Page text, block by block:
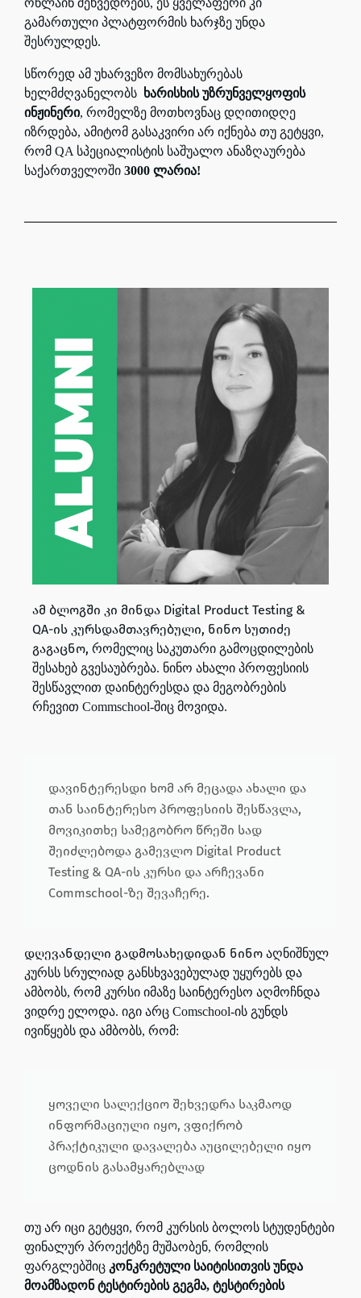
ონლაინ შეხვედრებს, ეს ყველაფერი კი
გამართული პლატფორმის ხარჯზე უნდა
შესრულდეს.
სწორედ ამ უხარვეზო მომსახურებას
ხელმძღვანელობს ხარისხის უზრუნველყოფის
ინჟინერი, რომელზე მოთხოვნაც დღითიდღე
იზრდება, ამიტომ გასაკვირი არ იქნება თუ გეტყვი,
რომ QA სპეციალისტის საშუალო ანაზღაურება
საქართველოში 3000 ლარია!
ამ ბლოგში კი მინდა Digital Product Testing &
QA-ის კურსდამთავრებული, ნინო სუთიძე
გაგაცნო, რომელიც საკუთარი გამოცდილების
შესახებ გვესაუბრება. ნინო ახალი პროფესიის
შესწავლით დაინტერესდა და მეგობრების
რჩევით Commschool-შიც მოვიდა.
დავინტერესდი ხომ არ მეცადა ახალი და
თან საინტერესო პროფესიის შესწავლა,
მოვიკითხე სამეგობრო წრეში სად
შეიძლებოდა გამევლო Digital Product
Testing & QA-ის კურსი და არჩევანი
Commschool-ზე შევაჩერე.
დღევანდელი გადმოსახედიდან ნინო აღნიშნულ
კურსს სრულიად განსხვავებულად უყურებს და
ამბობს, რომ კურსი იმაზე საინტერესო აღმოჩნდა
ვიდრე ელოდა. იგი არც Comschool-ის გუნდს
ივიწყებს და ამბობს, რომ:
ყოველი სალექციო შეხვედრა საკმაოდ
ინფორმაციული იყო, ვფიქრობ
პრაქტიკული დავალება აუცილებელი იყო
ცოდნის გასამყარებლად
თუ არ იცი გეტყვი, რომ კურსის ბოლოს სტუდენტები
ფინალურ პროექტზე მუშაობენ, რომლის
ფარგლებშიც კონკრეტული საიტისითვის უნდა
მოამზადონ ტესტირების გეგმა, ტესტირების